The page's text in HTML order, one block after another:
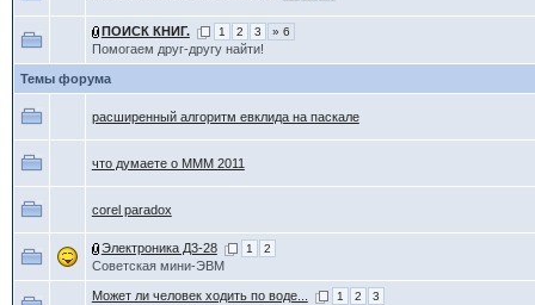
ПОИСК КНИГ. 1 2 3 » 6
Помогаем друг-другу найти!
Темы форума
расширенный алгоритм евклида на паскале
что думаете о МММ 2011
corel paradox
Электроника Д3-28 1 2
Советская мини-ЭВМ
Может ли человек ходить по воде... 1 2 3